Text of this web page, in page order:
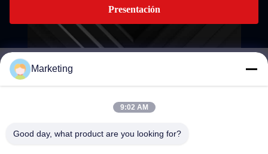
Presentación
marketing@hwashi.com
Marketing
9:02 AM
Good day, what product are you looking for?